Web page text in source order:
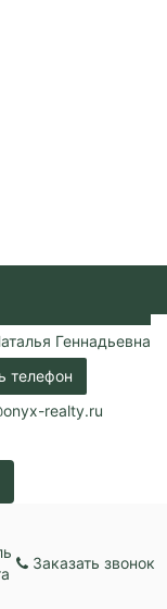
Геннадьевна
телефон
realty.ru
Заказать звонок